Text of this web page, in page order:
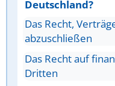
Deutschland?
Das Recht,
abzuschließen
Das Recht auf
Dritten